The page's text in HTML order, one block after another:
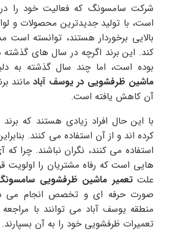
شرکت سامسونگ که فعالیت خود را
است، با تولید جدیدترین محصولات و
بالایی برخوردار هستند، توانسته است
کند. این برند اگرچه در سال های گذشته
بوده است، اما چند سال گذشته به
ماشین ظرفشویی در یوسف آبادمانند
آن کاهش یافته است.
با این حال افراد زیادی هستند که
کرده اند و از آن استفاده می کنند.
استفاده می کنند، نگران نباشند. چرا
هایی است که رفاه مشتریان را اولویت
علتتعمیر ماشین ظرفشویی
صورت حرفه ای و تخصص انجام می
منطقه یوسف آباد می توانند با
تعمیرات ظرفشویی خود را به آن بسپارند.